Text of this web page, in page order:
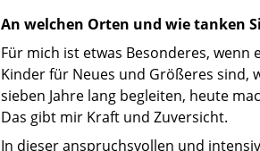
An welchen Orten und wie tanken
Für mich ist etwas Besonderes,
Kinder für Neues und Größeres sind,
sieben Jahre lang begleiten, heute
Das gibt mir Kraft und Zuversicht.
In dieser anspruchsvollen und